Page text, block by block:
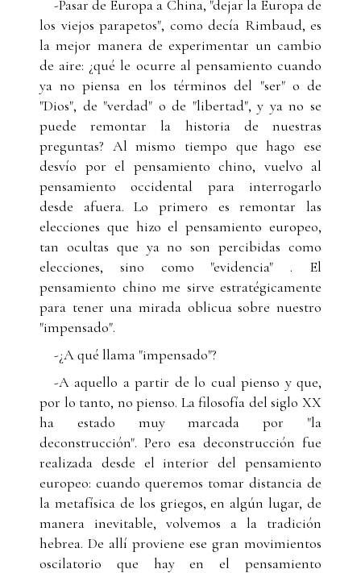
-Pasar de Europa a China, "dejar la Europa de
los viejos parapetos", como decía Rimbaud, es
la mejor manera de experimentar un cambio
de aire: ¿qué le ocurre al pensamiento cuando
ya no piensa en los términos del "ser" o de
"Dios", de "verdad" o de "libertad", y ya no se
puede remontar la historia de nuestras
preguntas? Al mismo tiempo que hago ese
desvío por el pensamiento chino, vuelvo al
pensamiento occidental para interrogarlo
desde afuera. Lo primero es remontar las
elecciones que hizo el pensamiento europeo,
tan ocultas que ya no son percibidas como
elecciones, sino como "evidencia" . El
pensamiento chino me sirve estratégicamente
para tener una mirada oblicua sobre nuestro
"impensado".
-¿A qué llama "impensado"?
-A aquello a partir de lo cual pienso y que,
por lo tanto, no pienso. La filosofía del siglo XX
ha estado muy marcada por "la
deconstrucción". Pero esa deconstrucción fue
realizada desde el interior del pensamiento
europeo: cuando queremos tomar distancia de
la metafísica de los griegos, en algún lugar, de
manera inevitable, volvemos a la tradición
hebrea. De allí proviene ese gran movimientos
oscilatorio que hay en el pensamiento